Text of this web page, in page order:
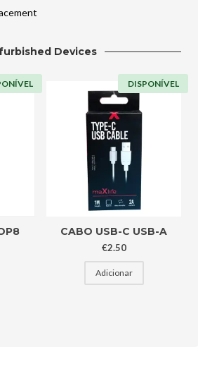
Devices
DISPONÍVEL
CABO USB-C USB-A
€2.50
Adicionar